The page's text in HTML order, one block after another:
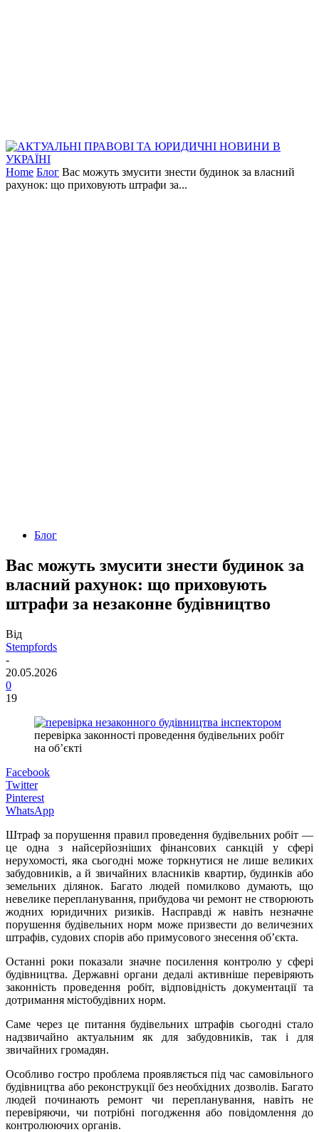
Home Блог Вас можуть змусити знести будинок за власний
рахунок: що приховують штрафи за...
Блог
Вас можуть змусити знести будинок за
власний рахунок: що приховують
штрафи за незаконне будівництво
Від
Stempfords
-
20.05.2026
0
19
перевірка законності проведення будівельних робіт
на об’єкті
Facebook
Twitter
Pinterest
WhatsApp
Штраф за порушення правил проведення будівельних робіт —
це одна з найсерйозніших фінансових санкцій у сфері
нерухомості, яка сьогодні може торкнутися не лише великих
забудовників, а й звичайних власників квартир, будинків або
земельних ділянок. Багато людей помилково думають, що
невелике перепланування, прибудова чи ремонт не створюють
жодних юридичних ризиків. Насправді ж навіть незначне
порушення будівельних норм може призвести до величезних
штрафів, судових спорів або примусового знесення об’єкта.
Останні роки показали значне посилення контролю у сфері
будівництва. Державні органи дедалі активніше перевіряють
законність проведення робіт, відповідність документації та
дотримання містобудівних норм.
Саме через це питання будівельних штрафів сьогодні стало
надзвичайно актуальним як для забудовників, так і для
звичайних громадян.
Особливо гостро проблема проявляється під час самовільного
будівництва або реконструкції без необхідних дозволів. Багато
людей починають ремонт чи перепланування, навіть не
перевіряючи, чи потрібні погодження або повідомлення до
контролюючих органів.